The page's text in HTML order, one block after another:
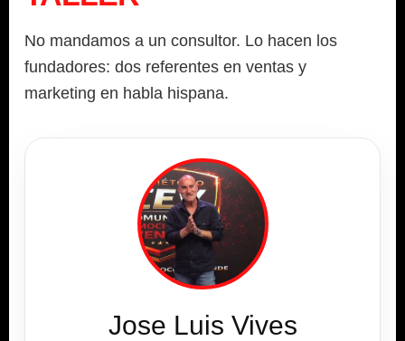
No mandamos a un consultor. Lo hacen los
fundadores: dos referentes en ventas y
marketing en habla hispana.
Jose Luis Vives